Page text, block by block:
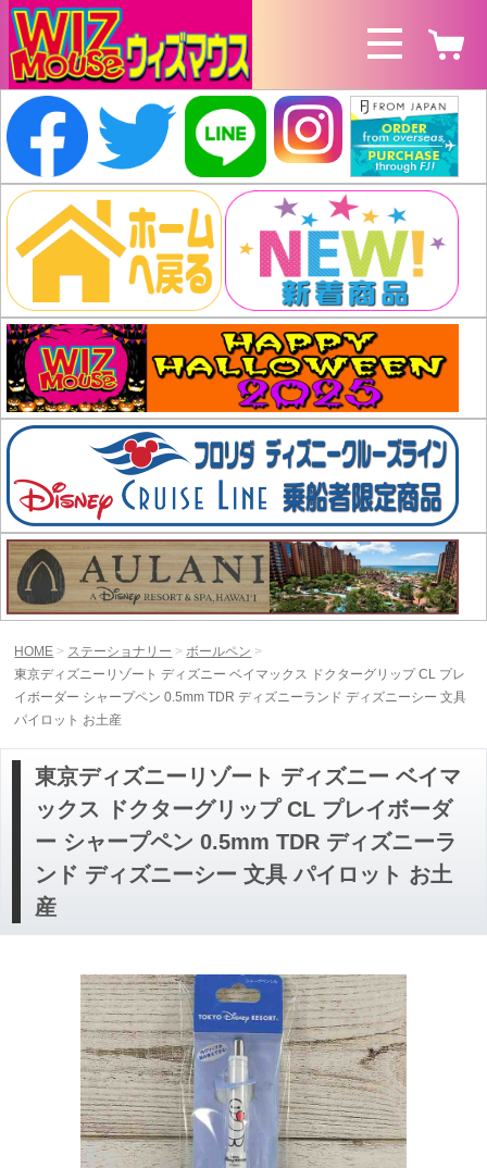
HOME ステーショナリー
ボールペン
東京ディズニーリゾート ディズニー ベイマックス ドクターグリップ CL プレ
イボーダー シャープペン 0.5mm TDR ディズニーランド ディズニーシー 文具
パイロット お土産
東京ディズニーリゾート ディズニー ベイマ
ックス ドクターグリップ CL プレイボーダ
ー シャープペン 0.5mm TDR ディズニーラ
ンド ディズニーシー 文具 パイロット お土
産